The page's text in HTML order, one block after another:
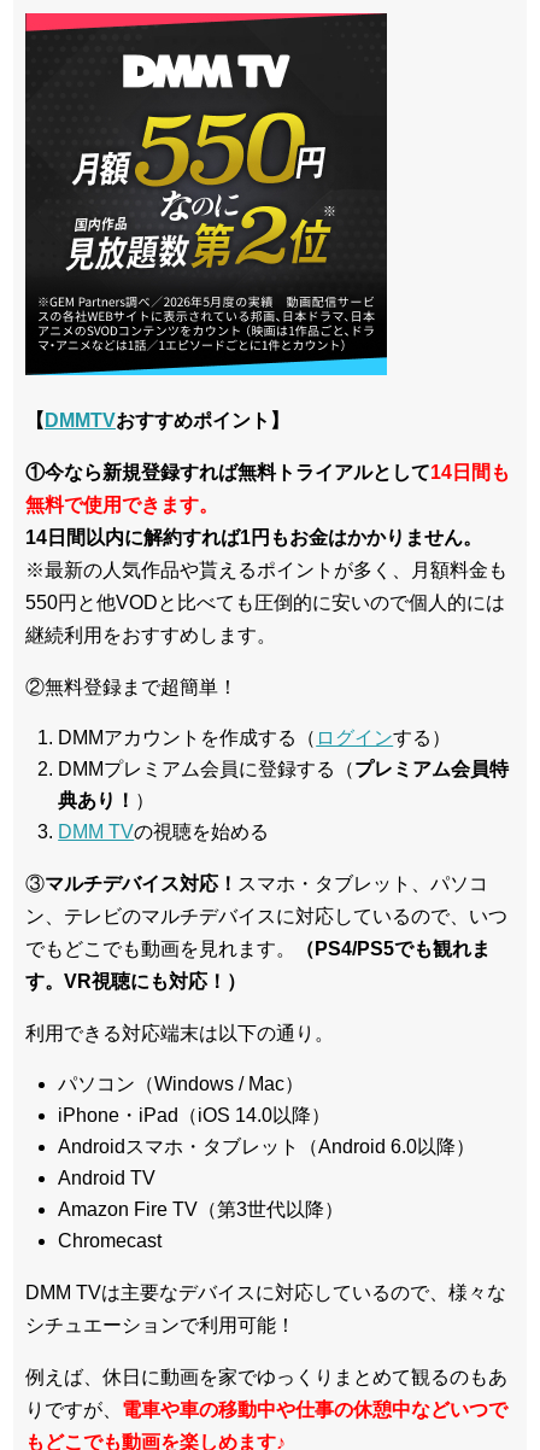
【 DMMTVおすすめポイント】
①今なら新規登録すれば無料トライアルとして14日間も
無料で使用できます。
14日間以内に解約すれば1円もお金はかかりません。
※最新の人気作品や貰えるポイントが多く、月額料金も
550円と他VODと比べても圧倒的に安いので個人的には
継続利用をおすすめします。
②無料登録まで超簡単！
DMMアカウントを作成する（ ログインする）
DMMプレミアム会員に登録する（プレミアム会員特
典あり！ ）
DMM TVの視聴を始める
③マルチデバイス対応！ スマホ・タブレット、パソコ
ン、テレビのマルチデバイスに対応しているので、いつ
でもどこでも動画を見れます。
（PS4/PS5でも観れま
す。VR視聴にも対応！）
利用できる対応端末は以下の通り。
パソコン（Windows / Mac）
iPhone・iPad（iOS 14.0以降）
Androidスマホ・タブレット（Android 6.0以降）
Android TV
Amazon Fire TV（第3世代以降）
Chromecast
DMM TVは主要なデバイスに対応しているので、 様々な
シチュエーションで利用可能！
例えば、休日に動画を家でゆっくりまとめて観るのもあ
りですが、 電車や車の移動中や仕事の休憩中などいつで
もどこでも動画を楽しめます♪